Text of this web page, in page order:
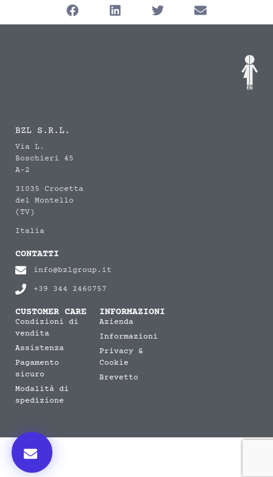
BZL S.R.L.
Via L.
Boschieri 45
A-2
31035 Crocetta
del Montello
(TV)
Italia
CONTATTI
info@bzlgroup.it
+39 344 2460757
CUSTOMER CARE
Condizioni di
vendita
Assistenza
Pagamento
sicuro
Modalità di
spedizione
INFORMAZIONI
Azienda
Informazioni
Privacy &
Cookie
Brevetto